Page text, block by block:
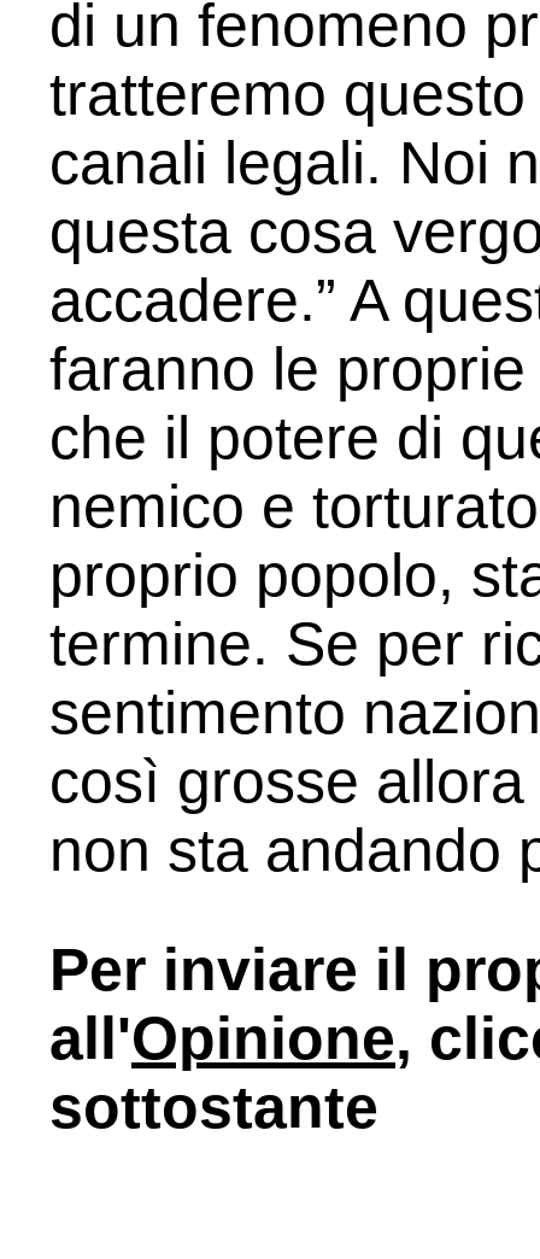
di un fenomeno
tratteremo
canali legali. Noi
questa cosa
accadere.” A
faranno le
che il potere di
nemico e
proprio popolo,
termine. Se per
sentimento
così grosse
non sta andando
Per inviare il
all'Opinione,
sottostante